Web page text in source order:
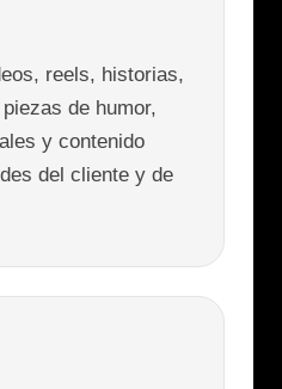
reels, historias,
de humor,
y contenido
del cliente y de